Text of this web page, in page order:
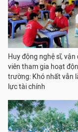
Huy động nghệ sĩ, vận
viên tham gia hoạt
trường: Khó nhất vẫn
lực tài chính